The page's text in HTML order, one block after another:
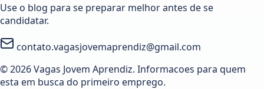
Use o blog para se preparar melhor antes de se
candidatar.
contato.vagasjovemaprendiz@gmail.com
© 2026 Vagas Jovem Aprendiz. Informacoes para quem
esta em busca do primeiro emprego.